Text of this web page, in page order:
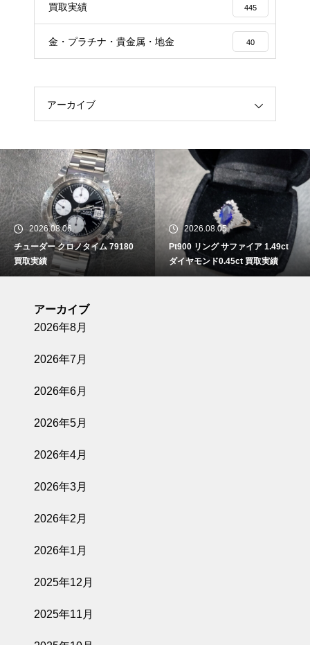
買取実績 445
金・プラチナ・貴金属・地金 40
アーカイブ
2026.08.06
チューダー クロノタイム 79180
買取実績
2026.08.05
Pt900 リング サファイア 1.49ct
ダイヤモンド0.45ct 買取実績
アーカイブ
2026年8月
2026年7月
2026年6月
2026年5月
2026年4月
2026年3月
2026年2月
2026年1月
2025年12月
2025年11月